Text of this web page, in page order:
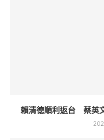
賴清德順利返台 蔡英